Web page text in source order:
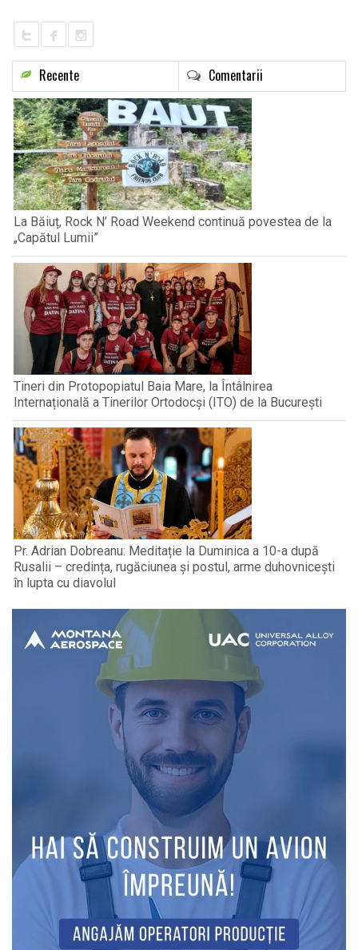
Recente Comentarii
La Băiuț, Rock N’ Road Weekend continuă povestea de la
„Capătul Lumii”
Tineri din Protopopiatul Baia Mare, la Întâlnirea
Internațională a Tinerilor Ortodocși (ITO) de la București
Pr. Adrian Dobreanu: Meditație la Duminica a 10-a după
Rusalii – credința, rugăciunea și postul, arme duhovnicești
în lupta cu diavolul